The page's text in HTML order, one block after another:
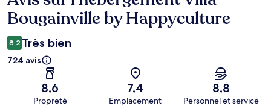
Bougainville by Happyculture
8,2 Très bien
724 avis
8,6
Propreté
7,4
Emplacement
8,8
Personnel et service